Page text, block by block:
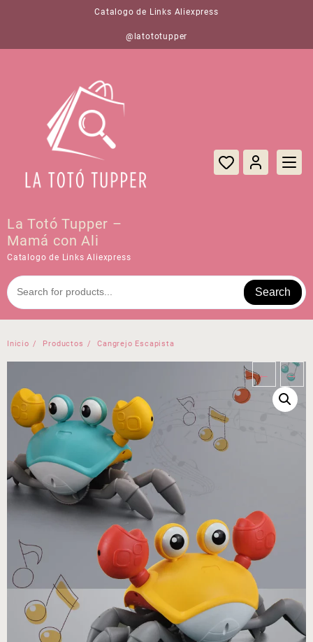
Catalogo de Links Aliexpress
@latototupper
La Totó Tupper –
Mamá con Ali
Catalogo de Links Aliexpress
Search
Inicio Productos Cangrejo Escapista
← →